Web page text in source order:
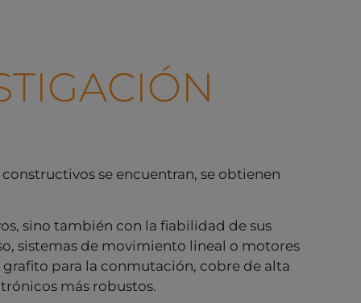
se encuentran, se obtienen
sino también con la fiabilidad de sus
sistemas de movimiento lineal o motores
grafito para la conmutación, cobre de alta
más robustos.